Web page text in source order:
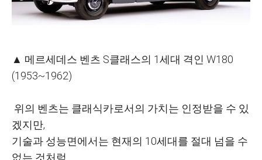
▲ 메르세데스 벤츠 S클래스의 1세대 격인 W180
(1953~1962)
위의 벤츠는 클래식카로서의 가치는 인정받을 수 있
겠지만,
기술과 성능면에서는 현재의 10세대를 절대 넘을 수
없는 것처럼